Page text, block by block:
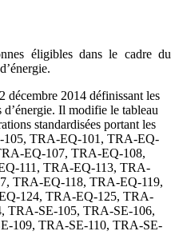
éligibles dans le cadre du
décembre 2014 définissant les
d’énergie. Il modifie le tableau
standardisées portant les
105, TRA-EQ-101, TRA-EQ-
EQ-107, TRA-EQ-108,
111, TRA-EQ-113, TRA-
TRA-EQ-118, TRA-EQ-119,
124, TRA-EQ-125, TRA-
TRA-SE-105, TRA-SE-106,
109, TRA-SE-110, TRA-SE-